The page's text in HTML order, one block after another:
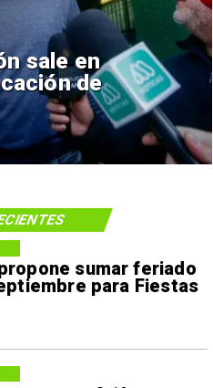
sale en
de
sumar feriado
para Fiestas